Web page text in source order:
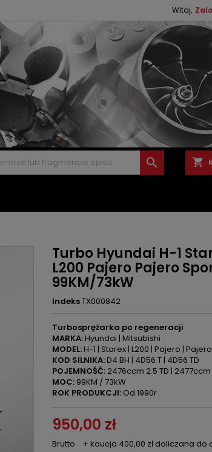
Witaj,
shopping_cart

Turbo Hyundai H-1
L200 Pajero Pajero
99KM/73kW
IndeksTX000842
Turbosprężarka po regeneracji
MARKA:Hyundai | Mitsubishi
MODEL:H-1 | Starex | L200 | Pajero |
KOD SILNIKA:D4 BH | 4D56 T | 4D56 TD
POJEMNOŚĆ: 2476ccm 2.5 TD | 2477ccm
MOC: 99KM / 73kW
ROK PRODUKCJI: Od 1990r
950,00 zł
Brutto
+ kaucja 400,00 zł doliczana